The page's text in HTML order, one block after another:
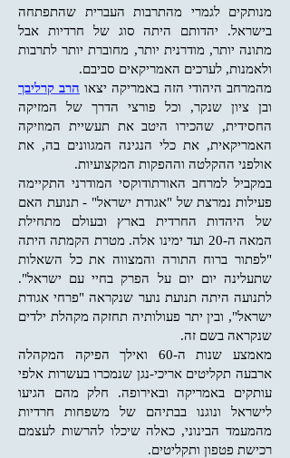
מנותקים לגמרי מהתרבות העברית שהתפתחה
בישראל. יהדותם היתה סוג של חרדיות אבל
מתונה יותר, מודרנית יותר, מחוברת יותר לתרבות
ולאמנות, לערכים האמריקאים סביבם.
מהמרחב היהודי הזה באמריקה יצאו הרב קרליבך
ובן ציון שנקר, וכל פורצי הדרך של המזיקה
החסידית, שהכירו היטב את תעשיית המוזיקה
האמריקאית, את כלי הנגינה המגוונים בה, את
אולפני ההקלטה וההפקות המקצועיות.
במקביל למרחב האורתודוקסי המודרני התקיימה
פעילות נמרצת של "אגודת ישראל" - תנועת האם
של היהדות החרדית בארץ ובעולם מתחילת
המאה ה-20 ועד ימינו אלה. מטרת הקמתה היתה
"לפתור ברוח התורה והמצווה את כל השאלות
שתעלינה יום יום על הפרק בחיי עם ישראל".
לתנועה היתה תנועת נוער שנקראה "פרחי אגודת
ישראל", ובין יתר פעולותיה תחזקה מקהלת ילדים
שנקראה בשם זה.
מאמצע שנות ה-60 ואילך
הפיקה המקהלה
ארבעה תקליטים אריכי-נגן שנמכרו בעשרות אלפי
עותקים באמריקה ובאירופה. חלק מהם הגיעו
לישראל ונוגנו בבתיהם של משפחות חרדיות
מהמעמד הבינוני, כאלה שיכלו להרשות לעצמם
רכישת פטפון ותקליטים.